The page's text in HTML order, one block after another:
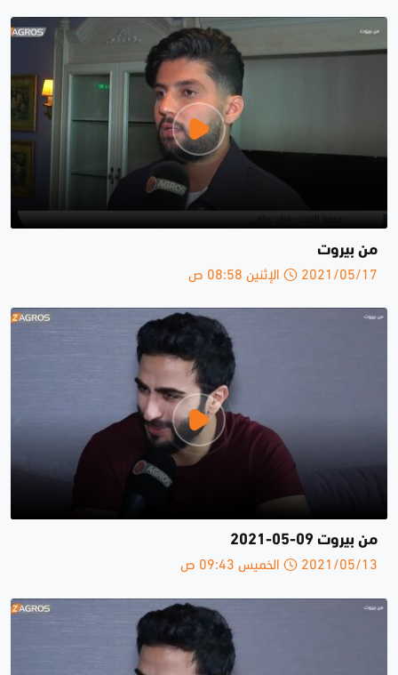
من بيروت
2021/05/17 الإثنين 08:58 ص
من بيروت 09-05-2021
2021/05/13 الخميس 09:43 ص